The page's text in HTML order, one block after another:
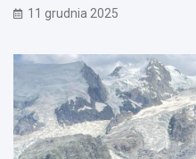
11 grudnia 2025